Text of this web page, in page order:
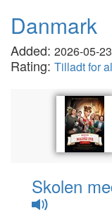
Danmark
Added: 2026-05-23
Rating: Tilladt for
Skolen